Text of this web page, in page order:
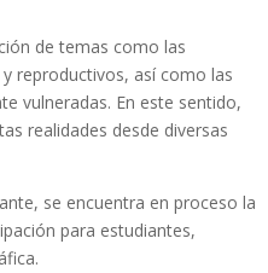
de temas como las
reproductivos, así como las
vulneradas. En este sentido,
realidades desde diversas
se encuentra en proceso la
para estudiantes,